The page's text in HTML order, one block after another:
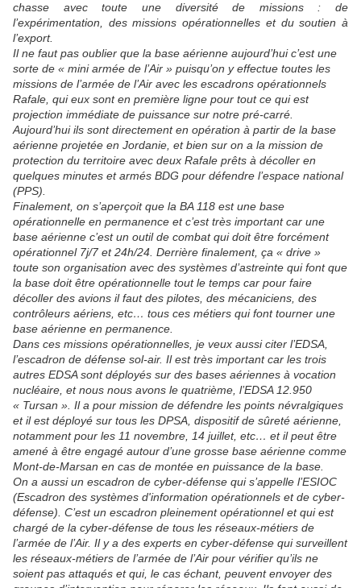
chasse avec toute une diversité de missions : de
l’expérimentation, des missions opérationnelles et du soutien à
l’export.
Il ne faut pas oublier que la base aérienne aujourd’hui c’est une
sorte de « mini armée de l’Air » puisqu’on y effectue toutes les
missions de l’armée de l’Air avec les escadrons opérationnels
Rafale, qui eux sont en première ligne pour tout ce qui est
projection immédiate de puissance sur notre pré-carré.
Aujourd’hui ils sont directement en opération à partir de la base
aérienne projetée en Jordanie, et bien sur on a la mission de
protection du territoire avec deux Rafale prêts à décoller en
quelques minutes et armés BDG pour défendre l’espace national
(PPS).
Finalement, on s’aperçoit que la BA 118 est une base
opérationnelle en permanence et c’est très important car une
base aérienne c’est un outil de combat qui doit être forcément
opérationnel 7j/7 et 24h/24. Derrière finalement, ça « drive »
toute son organisation avec des systèmes d’astreinte qui font que
la base doit être opérationnelle tout le temps car pour faire
décoller des avions il faut des pilotes, des mécaniciens, des
contrôleurs aériens, etc… tous ces métiers qui font tourner une
base aérienne en permanence.
Dans ces missions opérationnelles, je veux aussi citer l’EDSA,
l’escadron de défense sol-air. Il est très important car les trois
autres EDSA sont déployés sur des bases aériennes à vocation
nucléaire, et nous nous avons le quatrième, l’EDSA 12.950
« Tursan ». Il a pour mission de défendre les points névralgiques
et il est déployé sur tous les DPSA, dispositif de sûreté aérienne,
notamment pour les 11 novembre, 14 juillet, etc… et il peut être
amené à être engagé autour d’une grosse base aérienne comme
Mont-de-Marsan en cas de montée en puissance de la base.
On a aussi un escadron de cyber-défense qui s’appelle l’ESIOC
(Escadron des systèmes d'information opérationnels et de cyber-
défense). C’est un escadron pleinement opérationnel et qui est
chargé de la cyber-défense de tous les réseaux-métiers de
l’armée de l’Air. Il y a des experts en cyber-défense qui surveillent
les réseaux-métiers de l’armée de l’Air pour vérifier qu’ils ne
soient pas attaqués et qui, le cas échant, peuvent envoyer des